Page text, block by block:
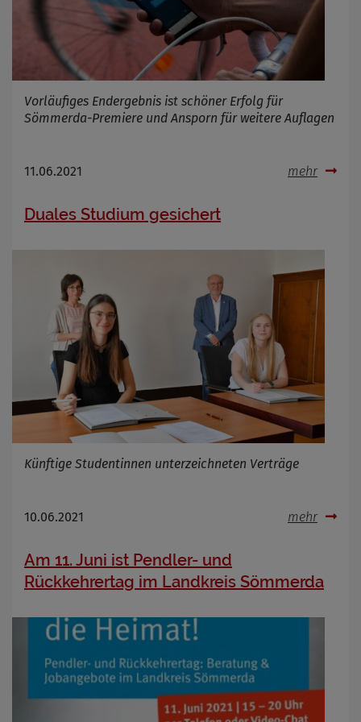
Vorläufiges Endergebnis ist schöner Erfolg für
Sömmerda-Premiere und Ansporn für weitere Auflagen
11.06.2021 mehr
Duales Studium gesichert
Künftige Studentinnen unterzeichneten Verträge
10.06.2021 mehr
Am 11. Juni ist Pendler- und
Rückkehrertag im Landkreis Sömmerda
Name
Cookies die bei der Verwendung von
Anbieter
Zweck
Cookie Laufzeit
Infos schließen